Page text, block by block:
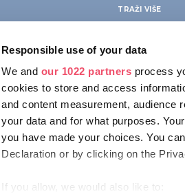
Responsible use of your data
We and our 1022 partners process
cookies to store and access
and content measurement, audience
your data and for what purposes.
you have made your choices. You
Declaration or by clicking on the
If you allow, we would also like to:
TRAŽI VIŠE
KONTAKT
Alkotás utca 19